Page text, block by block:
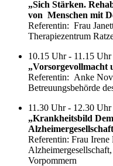
„Sich Stärken.
von Menschen mit
Referentin: Frau
Therapiezentrum
10.15 Uhr - 11.15
„Vorsorgevollmacht
Referentin: Anke
Betreuungsbehörde
11.30 Uhr - 12.30
„Krankheitsbild
Alzheimergesellschaft
Referentin: Frau Irene
Vorpommern